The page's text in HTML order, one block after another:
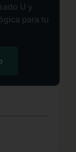
U y
para tu